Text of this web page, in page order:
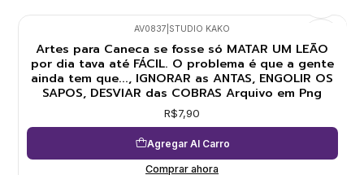
AV0837 STUDIO KAKO
Artes para Caneca se fosse só MATAR UM LEÃO
por dia tava até FÁCIL. O problema é que a gente
ainda tem que..., IGNORAR as ANTAS, ENGOLIR OS
SAPOS, DESVIAR das COBRAS Arquivo em Png
R$7,90
Agregar Al Carro
Comprar ahora